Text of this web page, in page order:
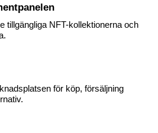
tillgängliga NFT-kollektionerna och
för köp, försäljning